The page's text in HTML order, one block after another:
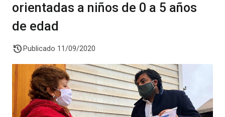
orientadas a niños de 0 a 5 años
de edad
history Publicado 11/09/2020